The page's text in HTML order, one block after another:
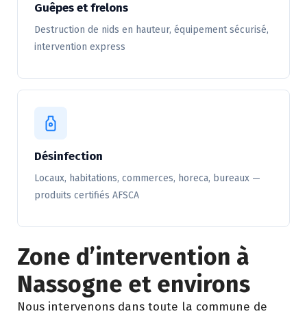
Guêpes et frelons
Destruction de nids en hauteur, équipement sécurisé,
intervention express
Désinfection
Locaux, habitations, commerces, horeca, bureaux —
produits certifiés AFSCA
Zone d’intervention à
Nassogne et environs
Nous intervenons dans toute la commune de